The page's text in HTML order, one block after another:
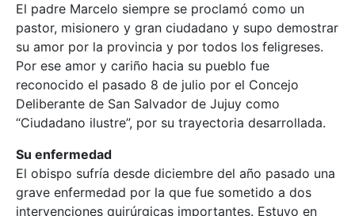
El padre Marcelo siempre se proclamó como un
pastor, misionero y gran ciudadano y supo demostrar
su amor por la provincia y por todos los feligreses.
Por ese amor y cariño hacia su pueblo fue
reconocido el pasado 8 de julio por el Concejo
Deliberante de San Salvador de Jujuy como
“Ciudadano ilustre”, por su trayectoria desarrollada.
Su enfermedad
El obispo sufría desde diciembre del año pasado una
grave enfermedad por la que fue sometido a dos
intervenciones quirúrgicas importantes. Estuvo en